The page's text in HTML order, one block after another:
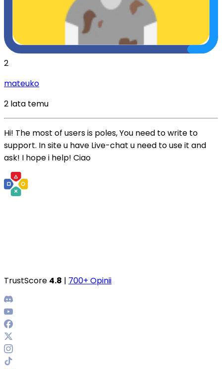
2
mateuko
2 lata temu
Hi! The most of users is poles, You need to write to
support. In site u have Live-chat u need to use it and
ask! I hope i help! Ciao
TrustScore 4.8 | 700+ Opinii